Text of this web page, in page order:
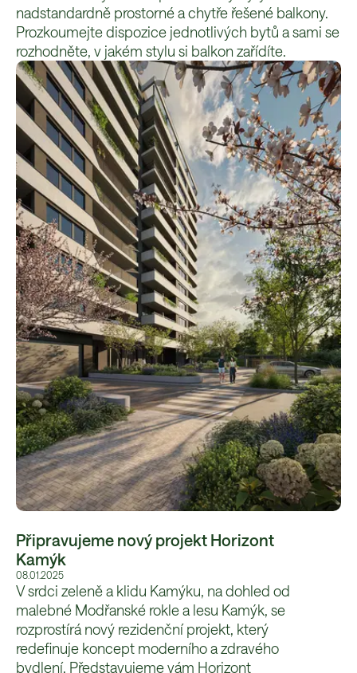
nadstandardně prostorné a chytře řešené balkony.
Prozkoumejte dispozice jednotlivých bytů a sami se
rozhodněte, v jakém stylu si balkon zařídíte.
Připravujeme nový projekt Horizont
Kamýk
08.01.2025
V srdci zeleně a klidu Kamýku, na dohled od
malebné Modřanské rokle a lesu Kamýk, se
rozprostírá nový rezidenční projekt, který
redefinuje koncept moderního a zdravého
bydlení. Představujeme vám Horizont